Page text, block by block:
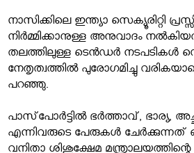
നാസിക്കിലെ ഇന്ത്യാ സെക്യൂരിറ്റി
നിര്‍മ്മിക്കാനുള്ള അനുവാദം
തലത്തിലുള്ള ടെന്‍ഡര്‍ നടപടികള്‍
നേതൃത്വത്തില്‍ പുരോഗമിച്ചു
പറഞ്ഞു.
പാസ്‌പോര്‍ട്ടില്‍ ഭര്‍ത്താവ്, ഭാര്യ,
എന്നിവരുടെ പേരുകള്‍ ചേര്‍ക്കുന്നത്